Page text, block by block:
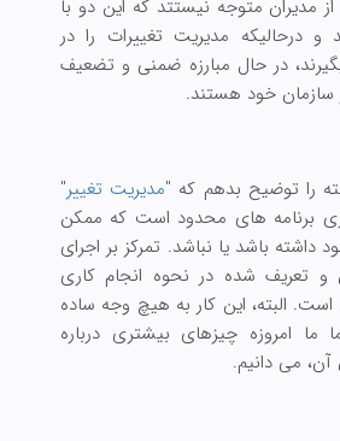
مدیران متوجه نیستتد که این دو با
و درحالیکه مدیریت تغییرات را در
در حال مبارزه ضمنی و تضعیف
سازمان خود هستند.
را توضیح بدهم که "مدیریت تغییر"
برنامه های محدود است که ممکن
باشد یا نباشد. تمرکز بر اجرای
تعریف شده در نحوه انجام کاری
البته، این کار به هیچ وجه ساده
امروزه چیزهای بیشتری درباره
می دانیم.